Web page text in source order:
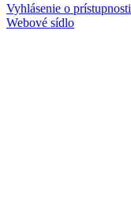
Vyhlásenie o prístupnosti
Webové sídlo